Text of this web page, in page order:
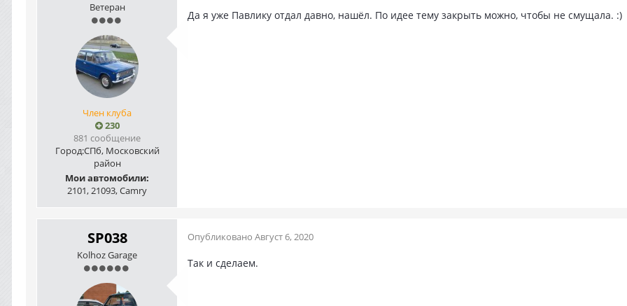
Ветеран
Член клуба
230
881 сообщение
Город:СПб, Московский
район
Мои автомобили:
2101, 21093, Camry
Да я уже Павлику отдал давно, нашёл. По идее тему закрыть можно, чтобы не смущала. :)
SP038
Kolhoz Garage
Опубликовано Август 6, 2020
Так и сделаем.